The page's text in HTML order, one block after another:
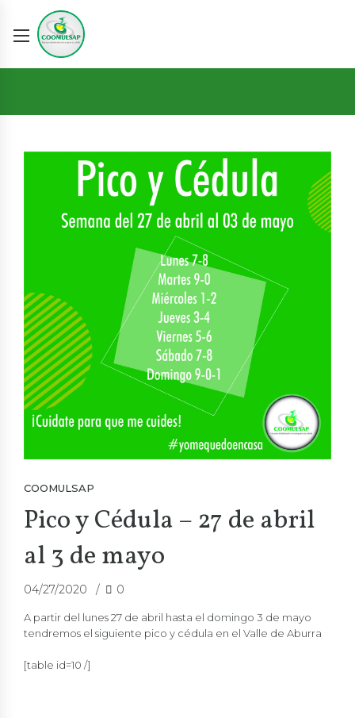
COOMULSAP
Pico y Cédula – 27 de abril
al 3 de mayo
04/27/2020 0
A partir del lunes 27 de abril hasta el domingo 3 de mayo
tendremos el siguiente pico y cédula en el Valle de Aburra
[table id=10 /]